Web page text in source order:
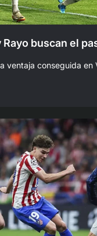
buscan el
ventaja conseguida en